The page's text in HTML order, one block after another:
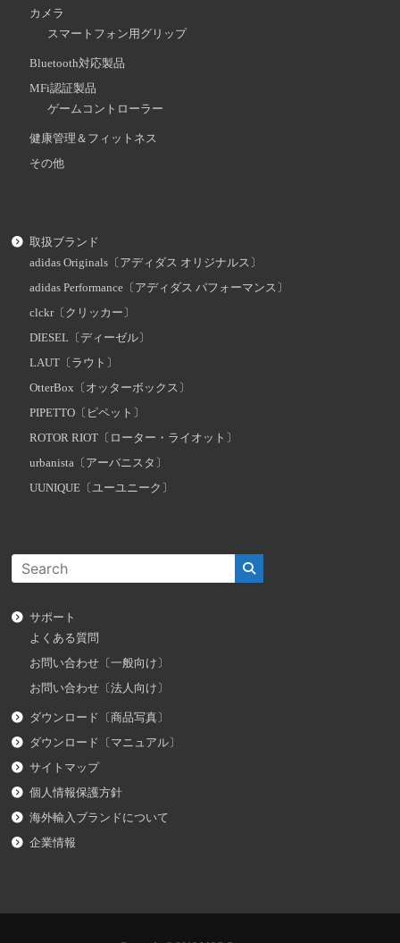
カメラ
スマートフォン用グリップ
Bluetooth対応製品
MFi認証製品
ゲームコントローラー
健康管理＆フィットネス
その他
取扱ブランド
adidas Originals〔アディダス オリジナルス〕
adidas Performance〔アディダス パフォーマンス〕
clckr〔クリッカー〕
DIESEL〔ディーゼル〕
LAUT〔ラウト〕
OtterBox〔オッターボックス〕
PIPETTO〔ピペット〕
ROTOR RIOT〔ローター・ライオット〕
urbanista〔アーバニスタ〕
UUNIQUE〔ユーユニーク〕
サポート
よくある質問
お問い合わせ〔一般向け〕
お問い合わせ〔法人向け〕
ダウンロード〔商品写真〕
ダウンロード〔マニュアル〕
サイトマップ
個人情報保護方針
海外輸入ブランドについて
企業情報